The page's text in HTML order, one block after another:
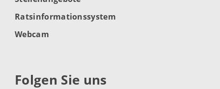
Ratsinformationssystem
Webcam
Folgen Sie uns